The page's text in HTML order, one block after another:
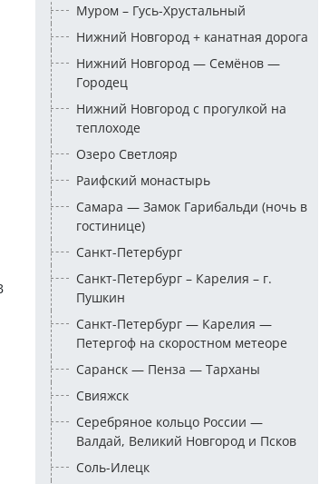
Муром – Гусь-Хрустальный
Нижний Новгород + канатная дорога
Нижний Новгород — Семёнов —
Городец
Нижний Новгород с прогулкой на
теплоходе
Озеро Светлояр
Раифский монастырь
Самара — Замок Гарибальди (ночь в
гостинице)
Санкт-Петербург
Санкт-Петербург – Карелия – г.
Пушкин
Санкт-Петербург — Карелия —
Петергоф на скоростном метеоре
Саранск — Пенза — Тарханы
Свияжск
Серебряное кольцо России —
Валдай, Великий Новгород и Псков
Соль-Илецк